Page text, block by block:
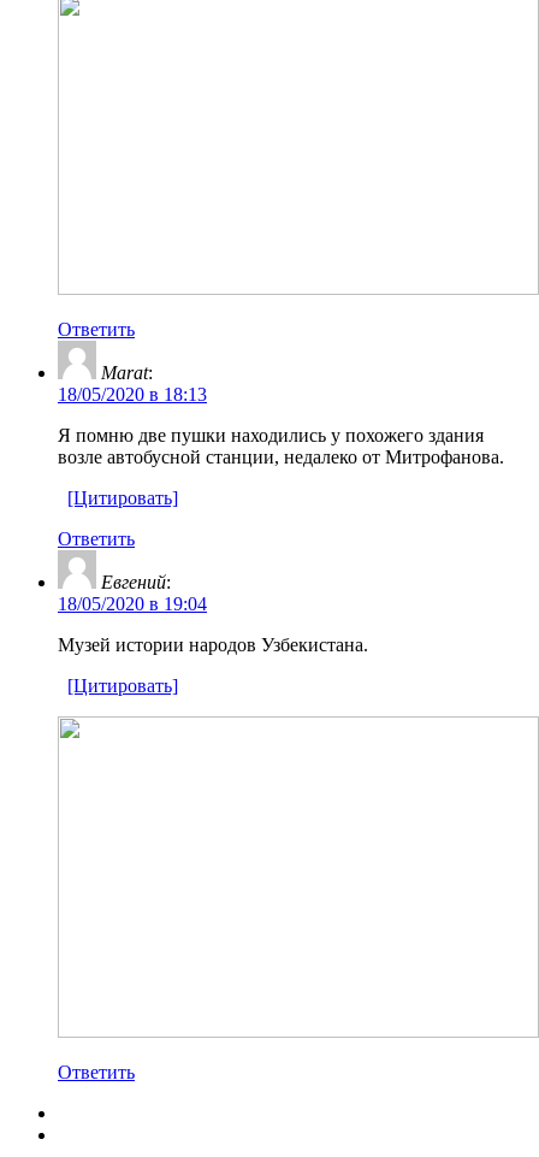
Ответить
Marat:
18/05/2020 в 18:13
Я помню две пушки находились у похожего здания
возле автобусной станции, недалеко от Митрофанова.
[Цитировать]
Ответить
Евгений:
18/05/2020 в 19:04
Музей истории народов Узбекистана.
[Цитировать]
Ответить